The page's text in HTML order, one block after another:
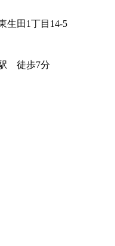
生田1丁目14-5
徒歩7分